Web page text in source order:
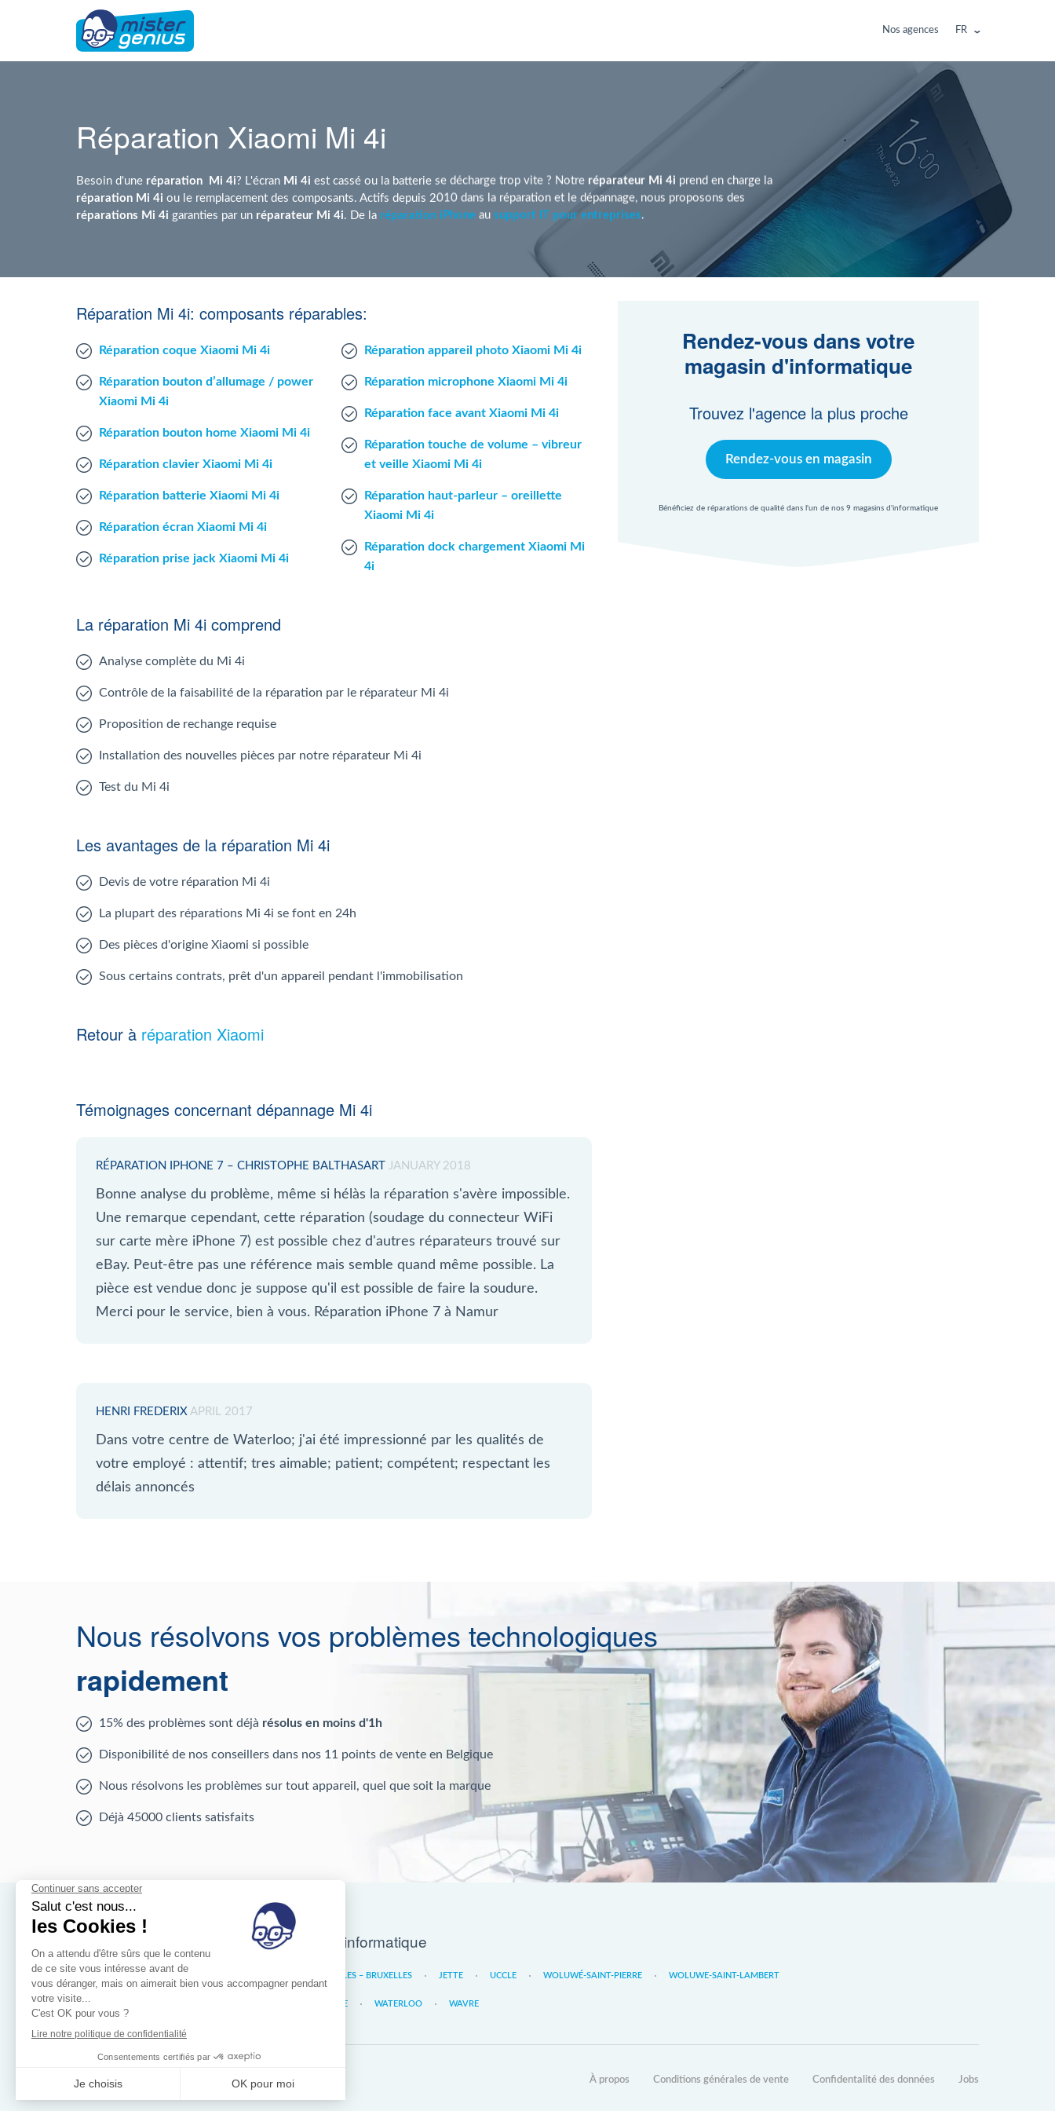
Nos agences FR
Réparation Xiaomi Mi 4i
Besoin d'une réparation Mi 4i? L'écran Mi 4i est cassé ou la batterie se décharge trop vite ? Notre réparateur Mi 4i prend en charge la
réparation Mi 4i ou le remplacement des composants. Actifs depuis 2010 dans la réparation et le dépannage, nous proposons des
réparations Mi 4i garanties par un réparateur Mi 4i. De la réparation iPhone au support IT pour entreprises.
Réparation Mi 4i: composants réparables:
Réparation coque Xiaomi Mi 4i
Réparation bouton d’allumage / power
Xiaomi Mi 4i
Réparation bouton home Xiaomi Mi 4i
Réparation clavier Xiaomi Mi 4i
Réparation batterie Xiaomi Mi 4i
Réparation écran Xiaomi Mi 4i
Réparation prise jack Xiaomi Mi 4i
Réparation appareil photo Xiaomi Mi 4i
Réparation microphone Xiaomi Mi 4i
Réparation face avant Xiaomi Mi 4i
Réparation touche de volume – vibreur
et veille Xiaomi Mi 4i
Réparation haut-parleur – oreillette
Xiaomi Mi 4i
Réparation dock chargement Xiaomi Mi
4i
Rendez-vous dans votre
magasin d'informatique
Trouvez l'agence la plus proche
Rendez-vous en magasin
Bénéficiez de réparations de qualité dans l'un de nos 9 magasins d'informatique
La réparation Mi 4i comprend
Analyse complète du Mi 4i
Contrôle de la faisabilité de la réparation par le réparateur Mi 4i
Proposition de rechange requise
Installation des nouvelles pièces par notre réparateur Mi 4i
Test du Mi 4i
Les avantages de la réparation Mi 4i
Devis de votre réparation Mi 4i
La plupart des réparations Mi 4i se font en 24h
Des pièces d'origine Xiaomi si possible
Sous certains contrats, prêt d'un appareil pendant l'immobilisation
Retour à réparation Xiaomi
Témoignages concernant dépannage Mi 4i
RÉPARATION IPHONE 7 – CHRISTOPHE BALTHASART JANUARY 2018
Bonne analyse du problème, même si hélàs la réparation s'avère impossible.
Une remarque cependant, cette réparation (soudage du connecteur WiFi
sur carte mère iPhone 7) est possible chez d'autres réparateurs trouvé sur
eBay. Peut-être pas une référence mais semble quand même possible. La
pièce est vendue donc je suppose qu'il est possible de faire la soudure.
Merci pour le service, bien à vous. Réparation iPhone 7 à Namur
HENRI FREDERIX APRIL 2017
Dans votre centre de Waterloo; j'ai été impressionné par les qualités de
votre employé : attentif; tres aimable; patient; compétent; respectant les
délais annoncés
Nous résolvons vos problèmes technologiques
rapidement
15% des problèmes sont déjà résolus en moins d'1h
Disponibilité de nos conseillers dans nos 11 points de vente en Belgique
Nous résolvons les problèmes sur tout appareil, quel que soit la marque
Déjà 45000 clients satisfaits
Nos magasins d'informatique
IXELLES – BRUXELLES JETTE UCCLE WOLUWÉ-SAINT-PIERRE WOLUWE-SAINT-LAMBERT
LIÈGE WATERLOO WAVRE
À propos Conditions générales de vente Confidentalité des données Jobs